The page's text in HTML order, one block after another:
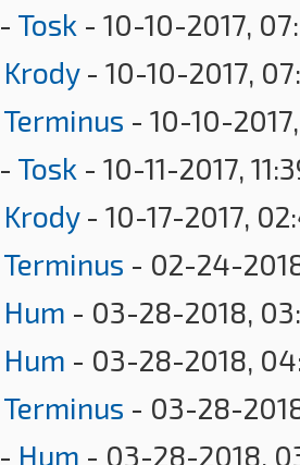
- Tosk - 10-10-2017,
Krody- 10-10-2017,
Terminus - 10-10-
- Tosk - 10-11-2017,
Krody- 10-17-2017,
Terminus - 02-24-
Hum - 03-28-2018,
Hum - 03-28-2018,
Terminus - 03-28-
- Hum - 03-28-2018,